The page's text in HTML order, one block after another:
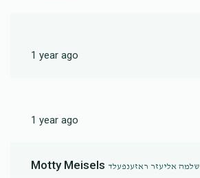
Donated
1 year ago
1 year ago
Motty Meisels שלמה אליעזר ראזענפעלד